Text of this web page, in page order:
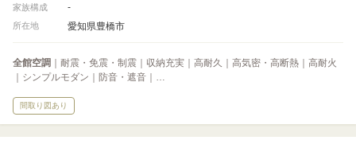
家族構成 -
所在地 愛知県豊橋市
全館空調 ｜耐震・免震・制震｜収納充実｜高耐久｜高気密・高断熱｜高耐火
｜シンプルモダン｜防音・遮音｜…
間取り図あり